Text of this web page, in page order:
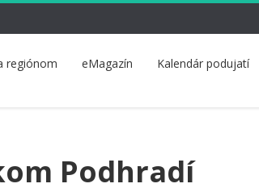
regiónom eMagazín Kalendár podujatí
Podhradí